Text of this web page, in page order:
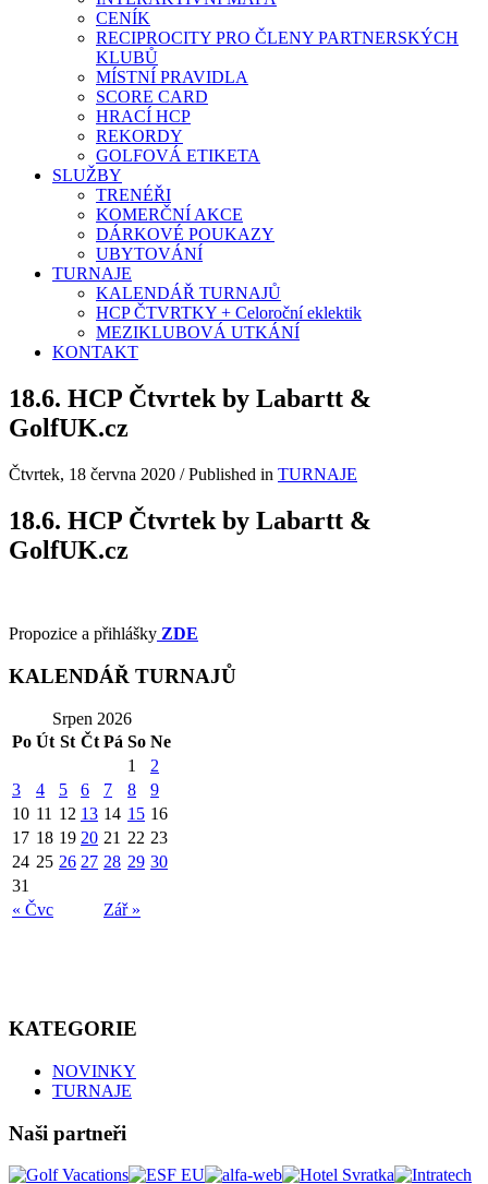
CENÍK
RECIPROCITY PRO ČLENY PARTNERSKÝCH
KLUBŮ
MÍSTNÍ PRAVIDLA
SCORE CARD
HRACÍ HCP
REKORDY
GOLFOVÁ ETIKETA
SLUŽBY
TRENÉŘI
KOMERČNÍ AKCE
DÁRKOVÉ POUKAZY
UBYTOVÁNÍ
TURNAJE
KALENDÁŘ TURNAJŮ
HCP ČTVRTKY + Celoroční eklektik
MEZIKLUBOVÁ UTKÁNÍ
KONTAKT
18.6. HCP Čtvrtek by Labartt &
GolfUK.cz
Čtvrtek, 18 června 2020 /Published in TURNAJE
18.6. HCP Čtvrtek by Labartt &
GolfUK.cz
Propozice a přihlášky ZDE
KALENDÁŘ TURNAJŮ
Srpen 2026
Po Út St Čt Pá So Ne
« Čvc Zář »
1
2
3
4 5 6 7 8
9
10 11 12 13 14 15 16
17 18 19 20 21 22 23
24 25 26 27 28 29 30
31
KATEGORIE
NOVINKY
TURNAJE
Naši partneři